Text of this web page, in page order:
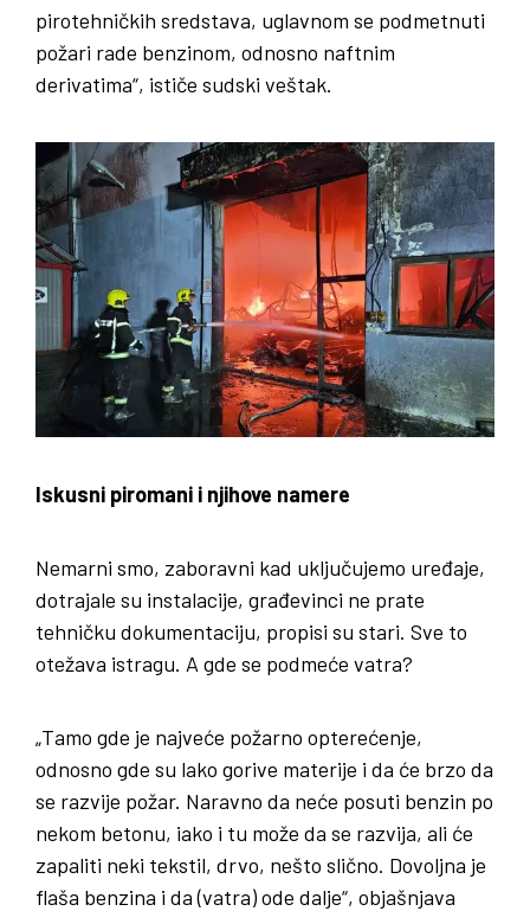
pirotehničkih sredstava, uglavnom se podmetnuti
požari rade benzinom, odnosno naftnim
derivatima“, ističe sudski veštak.
Iskusni piromani i njihove namere
Nemarni smo, zaboravni kad uključujemo uređaje,
dotrajale su instalacije, građevinci ne prate
tehničku dokumentaciju, propisi su stari. Sve to
otežava istragu. A gde se podmeće vatra?
„Tamo gde je najveće požarno opterećenje,
odnosno gde su lako gorive materije i da će brzo da
se razvije požar. Naravno da neće posuti benzin po
nekom betonu, iako i tu može da se razvija, ali će
zapaliti neki tekstil, drvo, nešto slično. Dovoljna je
flaša benzina i da (vatra) ode dalje“, objašnjava